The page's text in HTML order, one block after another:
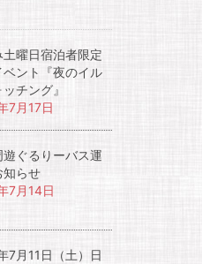
土曜日宿泊者限定
ベント『夜のイル
チング』
7月17日
遊ぐるりーバス運
知らせ
7月14日
7月11日（土）日